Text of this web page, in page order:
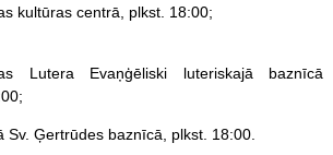
kultūras centrā, plkst. 18:00;
Lutera Evaņģēliski luteriskajā baznīcā
Sv. Ģertrūdes baznīcā, plkst. 18:00.